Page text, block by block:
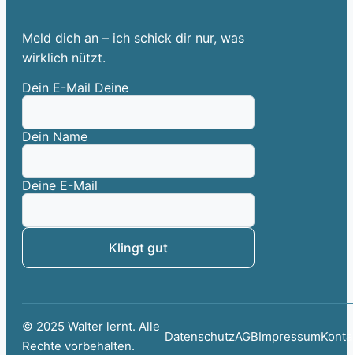
Meld dich an – ich schick dir nur, was
wirklich nützt.
Dein E-Mail Deine
Dein Name
Deine E-Mail
Klingt gut
© 2025 Walter lernt. Alle
Rechte vorbehalten.
DatenschutzAGBImpressum